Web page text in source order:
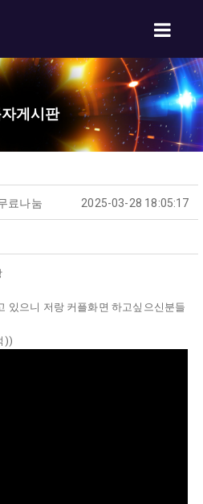
게시판
료나눔 2025-03-28 18:05:17
있으니 저랑 커플화면 하고싶으신분들
))